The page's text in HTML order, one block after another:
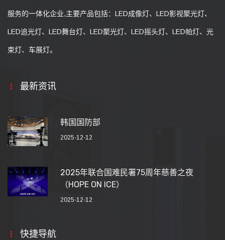
服务的一体化企业,主要产品包括：LED成像灯、LED影视聚光灯、
LED追光灯、LED舞台灯、LED聚光灯、LED摇头灯、LED帕灯、光
束灯、车展灯。
最新资讯
韩国国防部
2025-12-12
2025年联合国难民署75周年慈善之夜
（HOPE ON ICE）
2025-12-12
快捷导航